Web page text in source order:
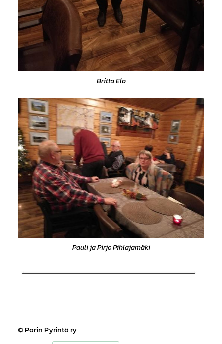
Britta Elo
Pauli ja Pirjo Pihlajamäki
©Porin Pyrintö ry